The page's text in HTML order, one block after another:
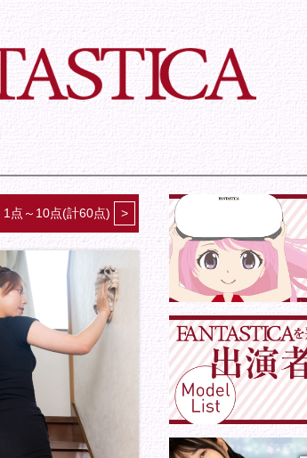
1点～10点(計60点) >